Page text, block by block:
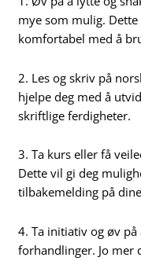
mye som mulig.
komfortabel med å
2. Les og skriv på
hjelpe deg med å
skriftlige ferdigheter.
3. Ta kurs eller få
Dette vil gi deg
tilbakemelding på
4. Ta initiativ og øv
forhandlinger. Jo mer